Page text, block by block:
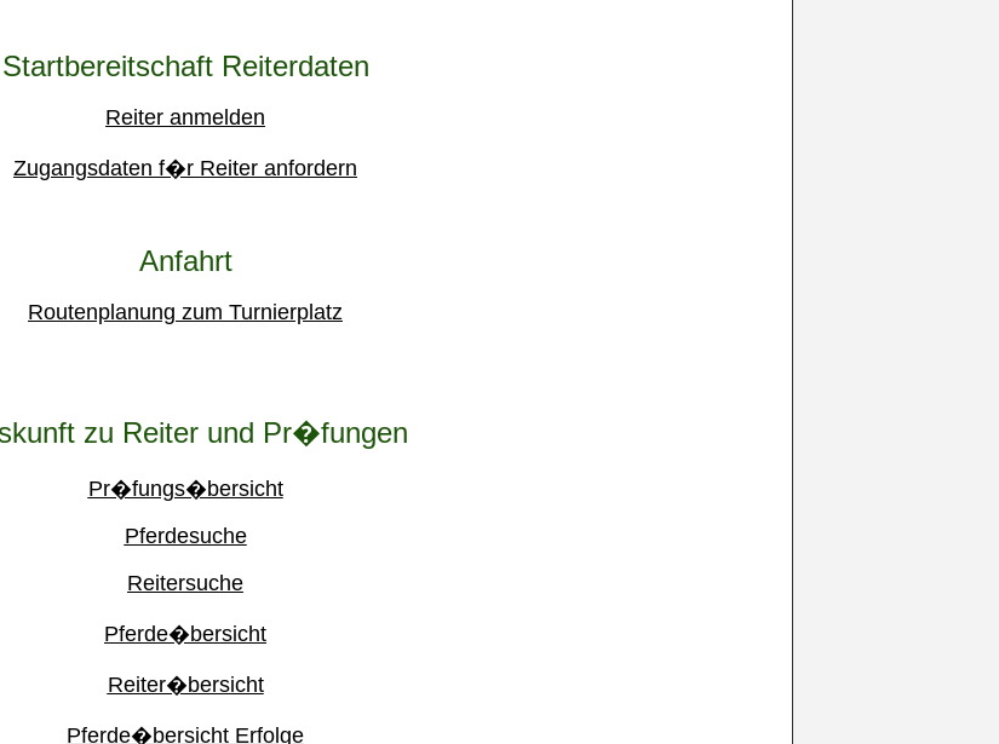
Startbereitschaft Reiterdaten
Reiter anmelden
Zugangsdaten f�r Reiter anfordern
Anfahrt
Routenplanung zum Turnierplatz
zu Reiter und Pr�fungen
Pr�fungs�bersicht
Pferdesuche
Reitersuche
Pferde�bersicht
Reiter�bersicht
Pferde�bersicht Erfolge